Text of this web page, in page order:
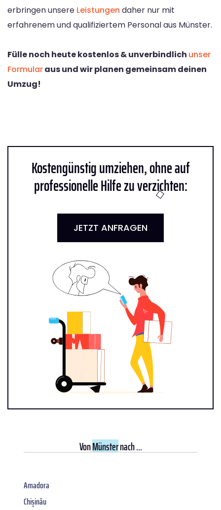
erbringen unsere Leistungen daher nur mit
erfahrenem und qualifiziertem Personal aus Münster.
Fülle noch heute kostenlos & unverbindlich unser
Formularaus und wir planen gemeinsam deinen
Umzug!
Kostengünstig umziehen, ohne auf
professionelle Hilfe zu verzichten:
JETZT ANFRAGEN
VonMünsternach ...
Amadora
Chișinău